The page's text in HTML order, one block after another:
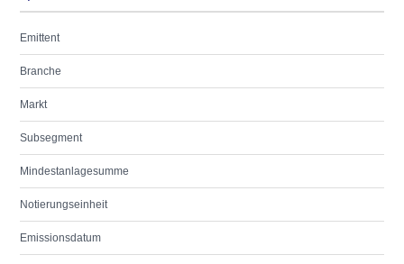
Emittent
Branche
Markt
Subsegment
Mindestanlagesumme
Notierungseinheit
Emissionsdatum